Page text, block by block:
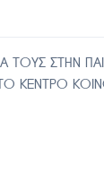
ΤΟΥΣ ΣΤΗΝ
ΚΕΝΤΡΟ